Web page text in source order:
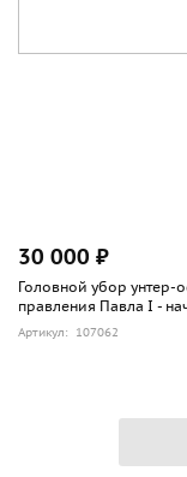
30 000 ₽
Головной убор унтер-
правления Павла I -
Артикул: 107062